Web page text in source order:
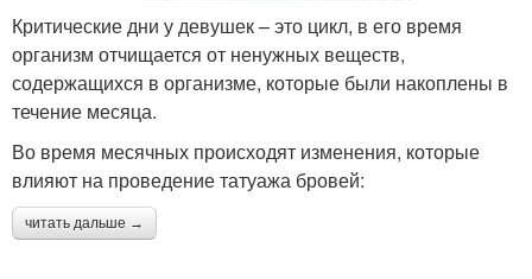
Критические дни у девушек – это цикл, в его время
организм отчищается от ненужных веществ,
содержащихся в организме, которые были накоплены в
течение месяца.
Во время месячных происходят изменения, которые
влияют на проведение татуажа бровей:
читать дальше →